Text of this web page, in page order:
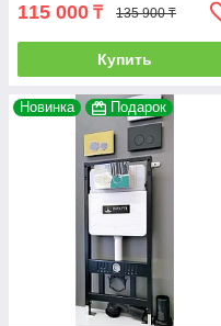
115 000 ₸ 135 900 ₸
Купить
Новинка Подарок